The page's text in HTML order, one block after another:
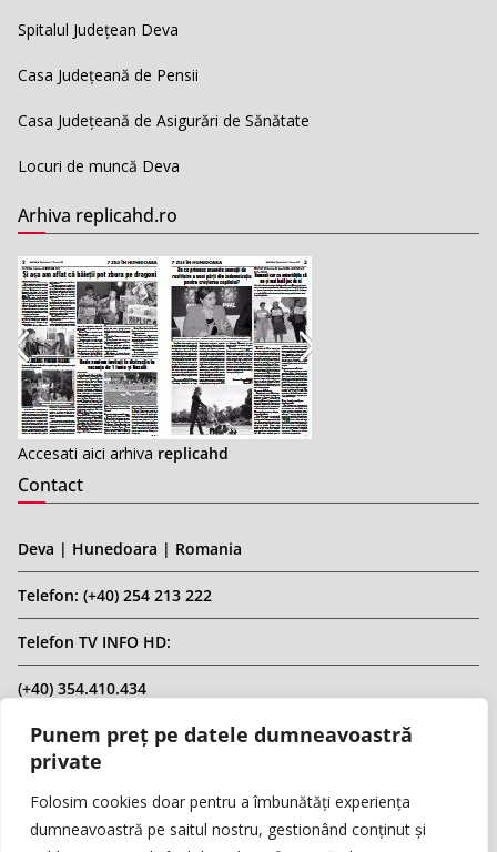
Punem preț pe datele dumneavoastră
private
Folosim cookies doar pentru a îmbunătăți experiența
dumneavoastră pe saitul nostru, gestionând conținut și
Spitalul Județean Deva
Casa Județeană de Pensii
Casa Județeană de Asigurări de Sănătate
Locuri de muncă Deva
Arhiva replicahd.ro
Accesati aici arhiva replicahd
Contact
Deva | Hunedoara | Romania
Telefon: (+40) 254 213 222
Telefon TV INFO HD:
(+40) 354.410.434
Email: infohd20@gmail.com
Website: www.replicahd.ro